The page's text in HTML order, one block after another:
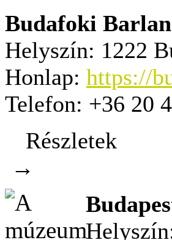
Budafoki
Helyszín: 1222
Honlap: https://
Telefon: +36 20
Részletek
→